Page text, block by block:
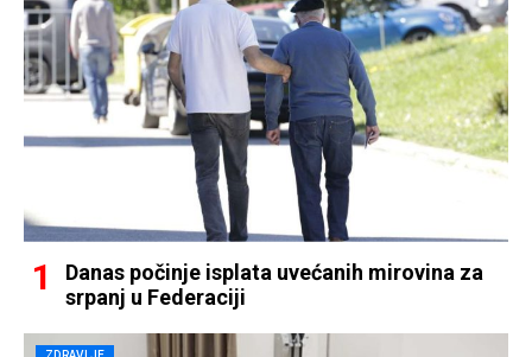
Danas počinje isplata uvećanih mirovina za
srpanj u Federaciji